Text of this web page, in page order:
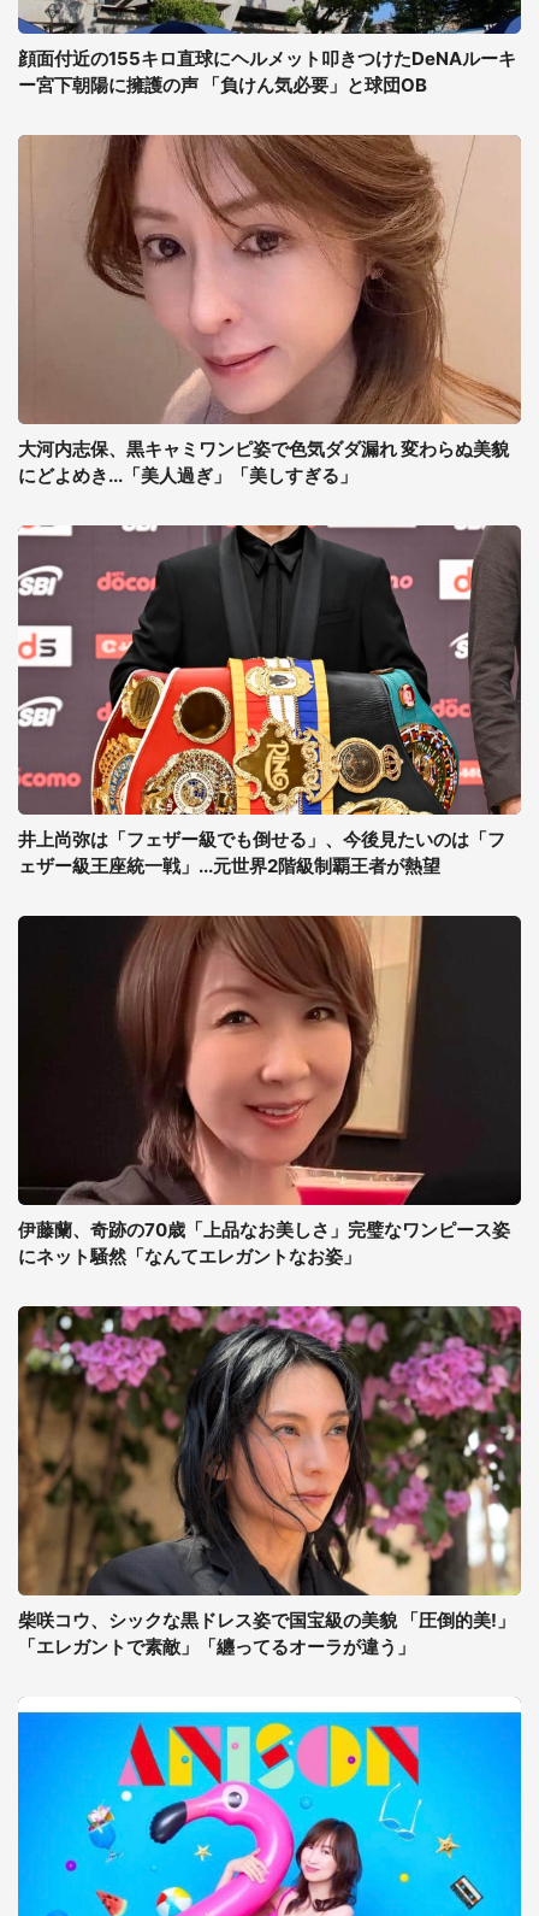
顔面付近の155キロ直球にヘルメット叩きつけたDeNAルーキ
ー宮下朝陽に擁護の声 「負けん気必要」と球団OB
大河内志保、黒キャミワンピ姿で色気ダダ漏れ 変わらぬ美貌
にどよめき...「美人過ぎ」「美しすぎる」
井上尚弥は「フェザー級でも倒せる」、今後見たいのは「フ
ェザー級王座統一戦」...元世界2階級制覇王者が熱望
伊藤蘭、奇跡の70歳「上品なお美しさ」完璧なワンピース姿
にネット騒然「なんてエレガントなお姿」
柴咲コウ、シックな黒ドレス姿で国宝級の美貌 「圧倒的美!」
「エレガントで素敵」「纏ってるオーラが違う」